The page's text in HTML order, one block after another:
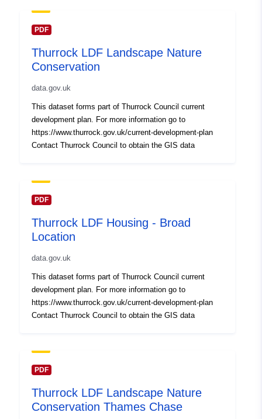
PDF
Thurrock LDF Landscape Nature
Conservation
data.gov.uk
This dataset forms part of Thurrock Council current
development plan. For more information go to
https://www.thurrock.gov.uk/current-development-plan
Contact Thurrock Council to obtain the GIS data
PDF
Thurrock LDF Housing - Broad
Location
data.gov.uk
This dataset forms part of Thurrock Council current
development plan. For more information go to
https://www.thurrock.gov.uk/current-development-plan
Contact Thurrock Council to obtain the GIS data
PDF
Thurrock LDF Landscape Nature
Conservation Thames Chase